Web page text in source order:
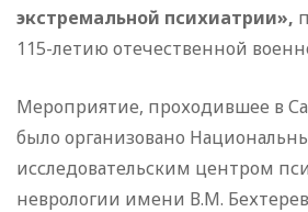
экстремальной психиатрии»,
115-летию отечественной
Мероприятие, проходившее в
было организовано
исследовательским центром
неврологии имени В.М.